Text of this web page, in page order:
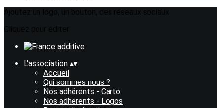
L'association ▴▾
Accueil
Qui sommes nous ?
Nos adhérents - Carto
Nos adhérents - Logos